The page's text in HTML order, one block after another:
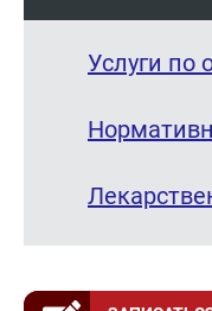
Услуги по